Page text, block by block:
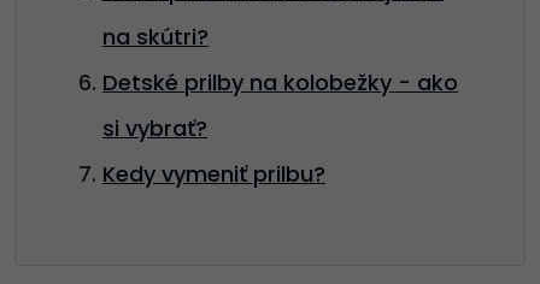
na skútri?
Detské prilby na kolobežky - ako
si vybrať?
Kedy vymeniť prilbu?